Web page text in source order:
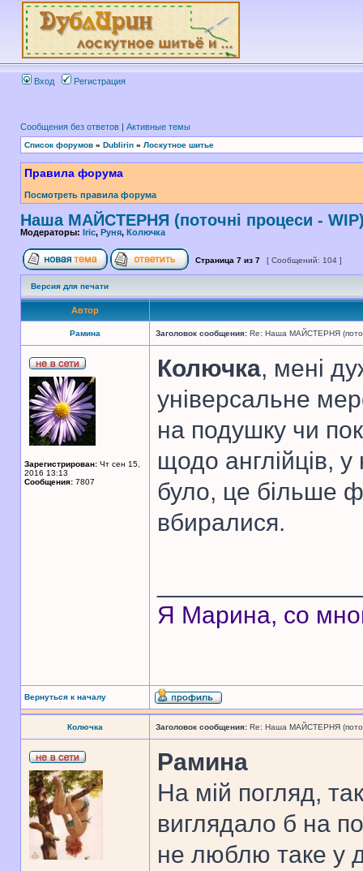
Вход Регистрация
Сообщения без ответов | Активные темы
Список форумов » Dublirin » Лоскутное шитье
Правила форума
Посмотреть правила форума
Наша МАЙСТЕРНЯ (поточні процеси -
Модераторы: Iric, Руня, Колючка
Страница 7 из 7 [ Сообщений: 104 ]
Версия для печати
Автор
Рамина Заголовок сообщения: Re: Наша МАЙСТЕРНЯ
Зарегистрирован: Чт сен 15,
2016 13:13
Сообщения: 7807
Колючка, мені
універсальне
на подушку чи
щодо англійців,
було, це більше
вбиралися.
Я Марина, со
Вернуться к началу
Колючка Заголовок сообщения: Re: Наша МАЙСТЕРНЯ
Рамина
На мій погляд,
виглядало б на
не люблю таке у